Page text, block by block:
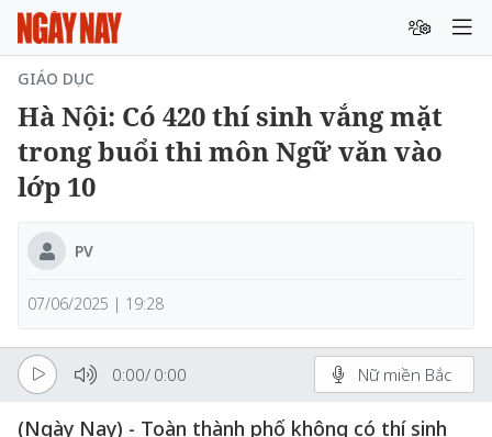
GIÁO DỤC
Hà Nội: Có 420 thí sinh vắng mặt
trong buổi thi môn Ngữ văn vào
lớp 10
PV
07/06/2025 | 19:28
0:00/ 0:00 Nữ miền Bắc
(Ngày Nay) - Toàn thành phố không có thí sinh